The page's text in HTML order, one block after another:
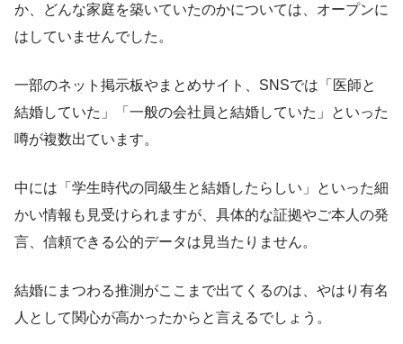
か、どんな家庭を築いていたのかについては、オープンに
はしていませんでした。
一部のネット掲示板やまとめサイト、SNSでは「医師と
結婚していた」「一般の会社員と結婚していた」といった
噂が複数出ています。
中には「学生時代の同級生と結婚したらしい」といった細
かい情報も見受けられますが、具体的な証拠やご本人の発
言、信頼できる公的データは見当たりません。
結婚にまつわる推測がここまで出てくるのは、やはり有名
人として関心が高かったからと言えるでしょう。